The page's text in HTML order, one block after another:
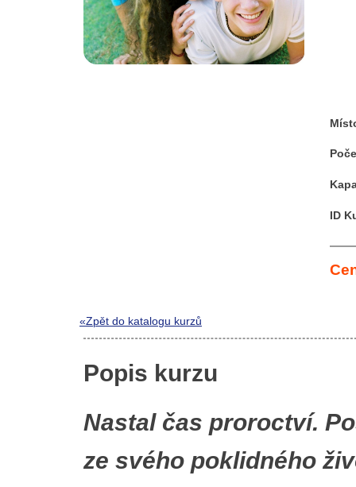
ID
«Zpět do katalogu kurzů
Popis kurzu
Nastal čas proroctví.
ze svého poklidného